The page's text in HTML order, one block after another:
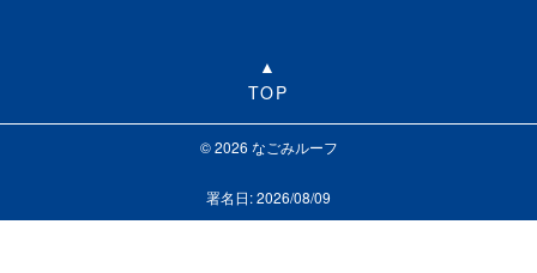
TOP
© 2026 なごみルーフ
署名日: 2026/08/09